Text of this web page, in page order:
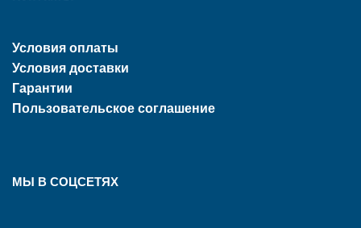
Условия оплаты
Условия доставки
Гарантии
Пользовательское соглашение
МЫ В СОЦСЕТЯХ